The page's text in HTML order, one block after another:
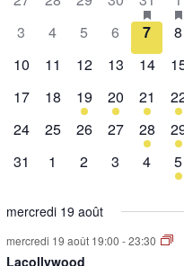
de
Évènements
évènement,évènement,
0
3
0
4
0
évènement,
5
0
évènement,
6
0
7
0
8
0
10
0
11
0
12
0
13
0
14
0
0
évènement,
17
0
évènement,
18
1
évènement,
19
2
évènements,
20
1
21
2
0
24
0
25
0
évènement,
26
0
évènement,
27
1
28
1
0
31
0
1
0
2
0
évènement,
3
0
4
1
5
mercredi 19 août
mercredi 19 août 19:00 -23:30
Lacollywood